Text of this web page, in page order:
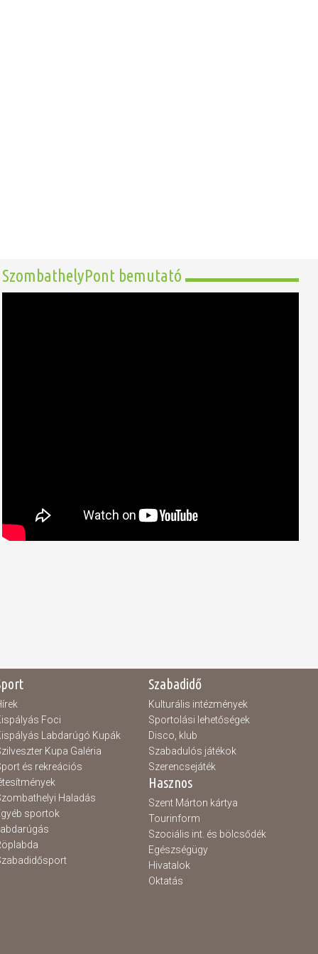
SzombathelyPont bemutató
Foci
Labdarúgó Kupák
Kupa Galéria
és rekreációs
Haladás
sportok
Labdarúgás
Szabadidő
Kulturális intézmények
Sportolási lehetőségek
Disco, klub
Szabadulós játékok
Szerencsejáték
Hasznos
Szent Márton kártya
Tourinform
Szociális int. és bölcsődék
Egészségügy
Hivatalok
Oktatás